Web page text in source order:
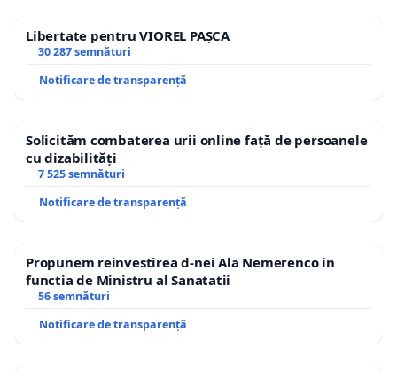
Libertate pentru VIOREL PAȘCA
30 287 semnături
Notificare de transparență
Solicităm combaterea urii online față de persoanele
cu dizabilități
7 525 semnături
Notificare de transparență
Propunem reinvestirea d-nei Ala Nemerenco in
functia de Ministru al Sanatatii
56 semnături
Notificare de transparență